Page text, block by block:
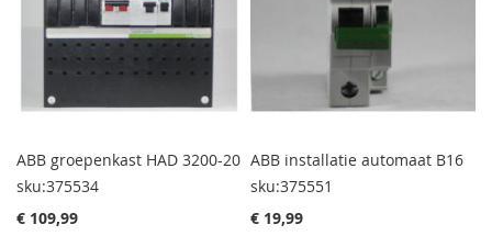
ABB groepenkast HAD 3200-20
sku:375534
€ 109,99
ABB installatie automaat B16
sku:375551
€ 19,99